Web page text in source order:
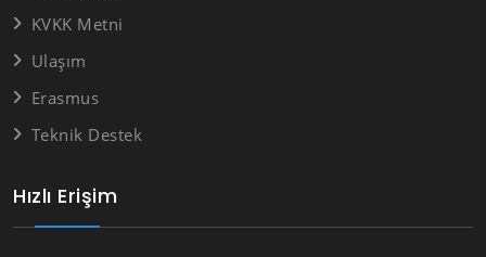
Hızlı Erişim
KVKK Metni
Ulaşım
Erasmus
Teknik Destek